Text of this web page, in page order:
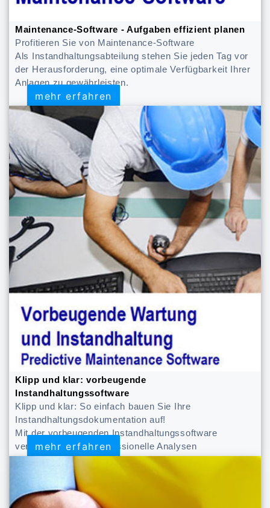
Maintenance-Software - Aufgaben effizient planen
Profitieren Sie von Maintenance-Software
Als Instandhaltungsabteilung stehen Sie jeden Tag vor
der Herausforderung, eine optimale Verfügbarkeit Ihrer
Anlagen zu gewährleisten.
mehr erfahren
mehr erfahren
Klipp und klar: vorbeugende
Instandhaltungssoftware
Klipp und klar: So einfach bauen Sie Ihre
Instandhaltungsdokumentation auf!
Mit der vorbeugenden Instandhaltungssoftware
verfügen Sie über professionelle Analysen
mehr erfahren
mehr erfahren